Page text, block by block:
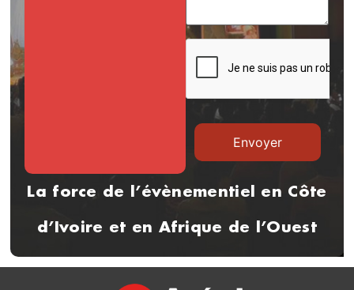
La force de l’évènementiel en Côte
d’Ivoire et en Afrique de l’Ouest